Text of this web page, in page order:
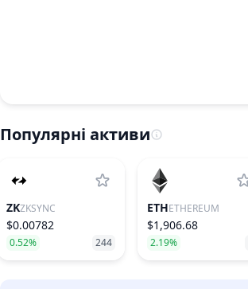
Популярні активи
ZKZKSYNC
$0.00782
0.52% 244
ETHETHEREUM
$1,906.68
2.19%